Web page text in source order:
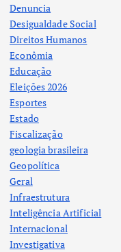
Denuncia
Desigualdade Social
Direitos Humanos
Econômia
Educação
Eleições 2026
Esportes
Estado
Fiscalização
geologia brasileira
Geopolítica
Geral
Infraestrutura
Inteligência Artificial
Internacional
Investigativa